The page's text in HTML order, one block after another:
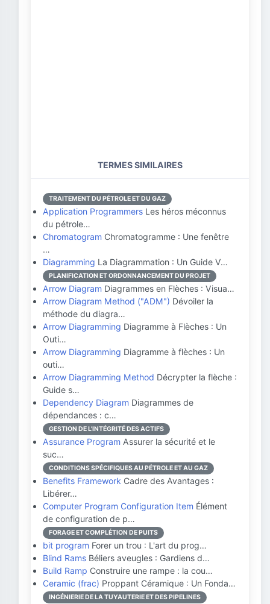
TERMES SIMILAIRES
TRAITEMENT DU PÉTROLE ET DU GAZ
Application Programmers Les héros méconnus
du pétrole…
Chromatogram Chromatogramme : Une fenêtre
…
Diagramming La Diagrammation : Un Guide V…
PLANIFICATION ET ORDONNANCEMENT DU PROJET
Arrow Diagram Diagrammes en Flèches : Visua…
Arrow Diagram Method ("ADM") Dévoiler la
méthode du diagra…
Arrow Diagramming Diagramme à Flèches : Un
Outi…
Arrow Diagramming Diagramme à flèches : Un
outi…
Arrow Diagramming Method Décrypter la flèche :
Guide s…
Dependency Diagram Diagrammes de
dépendances : c…
GESTION DE L'INTÉGRITÉ DES ACTIFS
Assurance Program Assurer la sécurité et le
suc…
CONDITIONS SPÉCIFIQUES AU PÉTROLE ET AU GAZ
Benefits Framework Cadre des Avantages :
Libérer…
Computer Program Configuration Item Élément
de configuration de p…
FORAGE ET COMPLÉTION DE PUITS
bit program Forer un trou : L'art du prog…
Blind Rams Béliers aveugles : Gardiens d…
Build Ramp Construire une rampe : la cou…
Ceramic (frac) Proppant Céramique : Un Fonda…
INGÉNIERIE DE LA TUYAUTERIE ET DES PIPELINES